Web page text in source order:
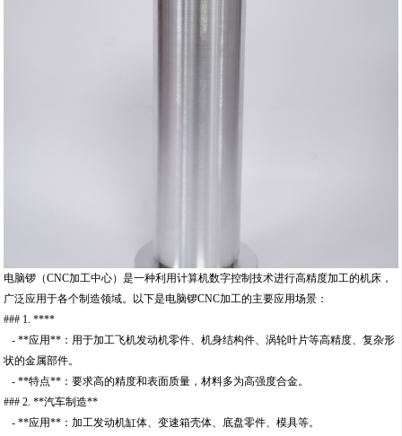
电脑锣（CNC加工中心）是一种利用计算机数字控制技术进行高精度加工的机床，
广泛应用于各个制造领域。以下是电脑锣CNC加工的主要应用场景：
### 1. ****
- **应用**：用于加工飞机发动机零件、机身结构件、涡轮叶片等高精度、复杂形
状的金属部件。
- **特点**：要求高的精度和表面质量，材料多为高强度合金。
### 2. **汽车制造**
- **应用**：加工发动机缸体、变速箱壳体、底盘零件、模具等。